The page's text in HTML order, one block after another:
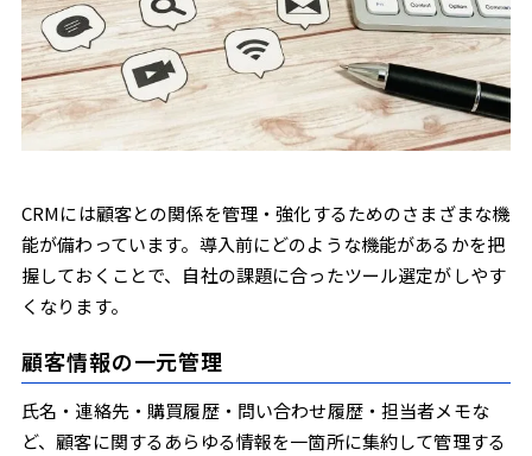
CRMには顧客との関係を管理・強化するためのさまざまな機
能が備わっています。導入前にどのような機能があるかを把
握しておくことで、自社の課題に合ったツール選定がしやす
くなります。
顧客情報の一元管理
氏名・連絡先・購買履歴・問い合わせ履歴・担当者メモな
ど、顧客に関するあらゆる情報を一箇所に集約して管理する